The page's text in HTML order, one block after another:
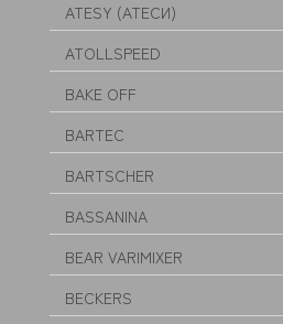
ATESY (АТЕСИ)
ATOLLSPEED
BAKE OFF
BARTEC
BARTSCHER
BASSANINA
BEAR VARIMIXER
BECKERS